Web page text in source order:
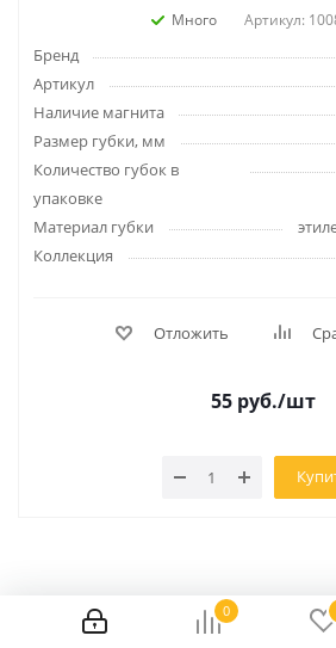
0
Много Артикул:
Бренд
Артикул
Наличие магнита
Размер губки, мм
Количество губок в
упаковке
Материал губки
Коллекция
Отложить
55руб./шт